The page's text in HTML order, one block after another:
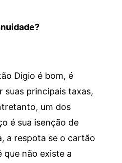
Digio é bom, é
principais taxas,
um dos
é sua isenção de
a respota se o cartão
que não existe a